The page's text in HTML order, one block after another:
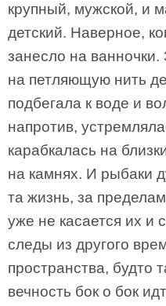
крупный, мужской, и
детский. Наверное,
занесло на
на петляющую нить
подбегала к воде и
напротив,
карабкалась на
на камнях. И рыбаки
та жизнь, за
уже не касается их и
следы из другого
пространства, будто
вечность бок о бок